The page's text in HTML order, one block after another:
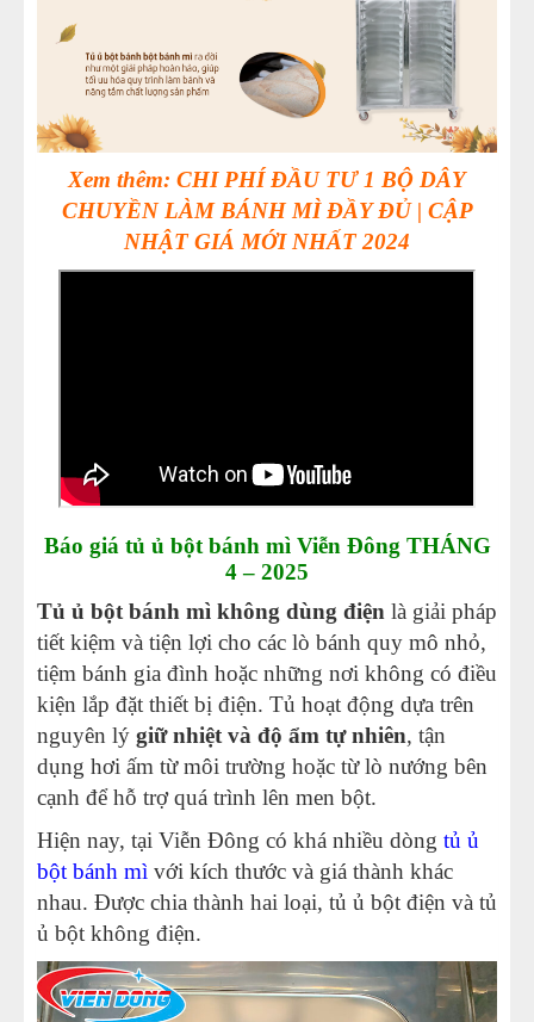
Xem thêm: CHI PHÍ ĐẦU TƯ 1 BỘ DÂY
CHUYỀN LÀM BÁNH MÌ ĐẦY ĐỦ | CẬP
NHẬT GIÁ MỚI NHẤT 2024
Báo giá tủ ủ bột bánh mì Viễn Đông THÁNG
4 – 2025
Tủ ủ bột bánh mì không dùng điện là giải pháp
tiết kiệm và tiện lợi cho các lò bánh quy mô nhỏ,
tiệm bánh gia đình hoặc những nơi không có điều
kiện lắp đặt thiết bị điện. Tủ hoạt động dựa trên
nguyên lý giữ nhiệt và độ ẩm tự nhiên, tận
dụng hơi ấm từ môi trường hoặc từ lò nướng bên
cạnh để hỗ trợ quá trình lên men bột.
Hiện nay, tại Viễn Đông có khá nhiều dòng tủ ủ
bột bánh mì với kích thước và giá thành khác
nhau. Được chia thành hai loại, tủ ủ bột điện và tủ
ủ bột không điện.